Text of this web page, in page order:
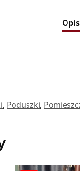
Opis
, Poduszki,